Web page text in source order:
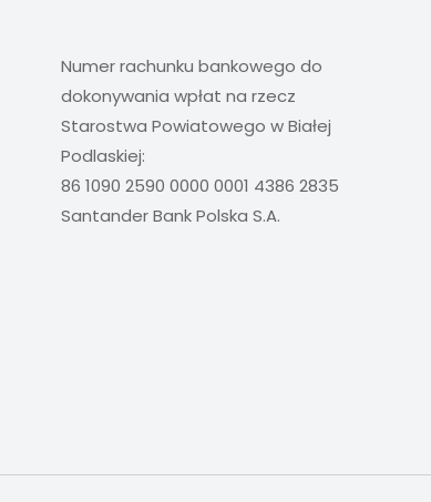
Numer rachunku bankowego do
dokonywania wpłat na rzecz
Starostwa Powiatowego w Białej
Podlaskiej:
86 1090 2590 0000 0001 4386 2835
Santander Bank Polska S.A.